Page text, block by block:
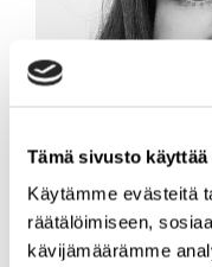
Tämä sivusto käyttää
Käytämme evästeitä
räätälöimiseen,
kävijämäärämme